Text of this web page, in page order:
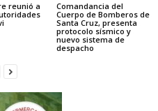
reunió a
Comandancia del
Cuerpo de Bomberos de
Santa Cruz, presenta
protocolo sísmico y
nuevo sistema de
despacho